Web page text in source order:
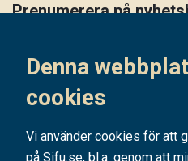
Denna
cookies
Vi använder cookies för att
på Sifu.se, bl.a. genom att
Prenumerera på
Prenumerera